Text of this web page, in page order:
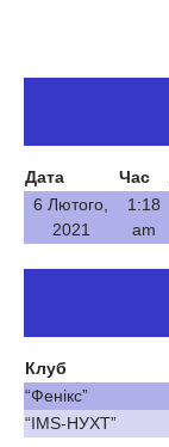
Дата Час
6 Лютого,
2021
1:18
am
Клуб
“Фенікс”
“IMS-НУХТ”